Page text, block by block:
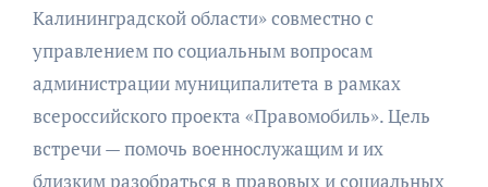
Калининградской области» совместно с
управлением по социальным вопросам
администрации муниципалитета в рамках
всероссийского проекта «Правомобиль». Цель
встречи — помочь военнослужащим и их
близким разобраться в правовых и социальных